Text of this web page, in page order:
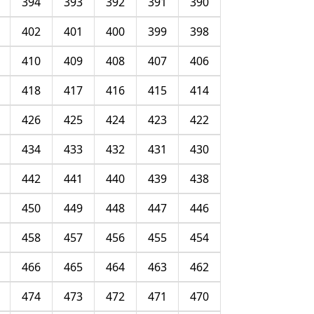
398
399
400
401
402
406
407
408
409
410
414
415
416
417
418
422
423
424
425
426
430
431
432
433
434
438
439
440
441
442
446
447
448
449
450
454
455
456
457
458
462
463
464
465
466
470
471
472
473
474